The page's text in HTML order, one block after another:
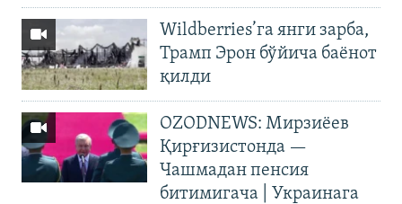
Wildberries’га янги зарба,
Трамп Эрон бўйича баёнот
қилди
OZODNEWS: Мирзиёев
Қирғизистонда —
Чашмадан пенсия
битимигача | Украинага